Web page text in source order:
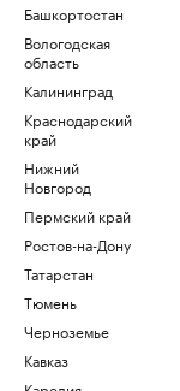
Башкортостан
Вологодская
область
Калининград
Краснодарский
край
Нижний
Новгород
Пермский край
Ростов-на-Дону
Татарстан
Тюмень
Черноземье
Кавказ